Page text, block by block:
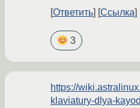
Ответить
Ссылка
3
https://
klaviatury-dlya-